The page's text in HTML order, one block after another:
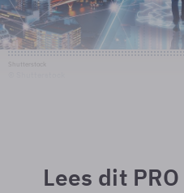
Lees dit